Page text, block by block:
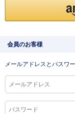
会員のお客様
メールアドレスとパスワ